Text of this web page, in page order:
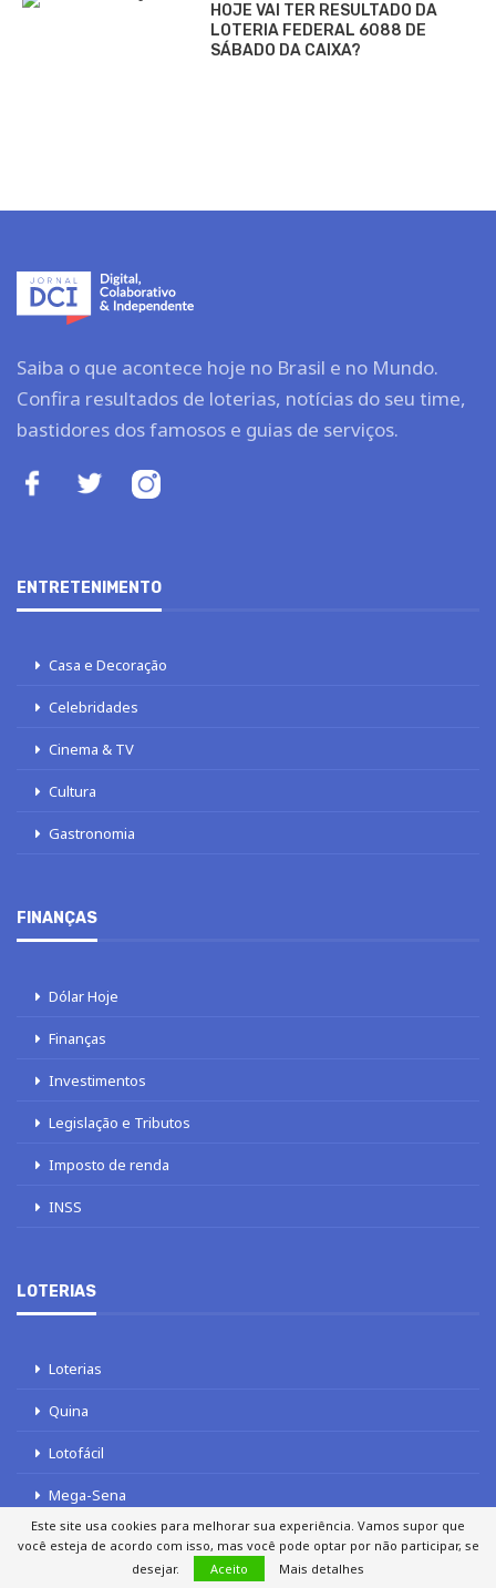
HOJE VAI TER RESULTADO DA
LOTERIA FEDERAL 6088 DE
SÁBADO DA CAIXA?
Saiba o que acontece hoje no Brasil e no Mundo.
Confira resultados de loterias, notícias do seu time,
bastidores dos famosos e guias de serviços.
ENTRETENIMENTO
Casa e Decoração
Celebridades
Cinema & TV
Cultura
Gastronomia
FINANÇAS
Dólar Hoje
Finanças
Investimentos
Legislação e Tributos
Imposto de renda
INSS
LOTERIAS
Loterias
Quina
Lotofácil
Mega-Sena
Tele sena
Este site usa cookies para melhorar sua experiência. Vamos supor que
você esteja de acordo com isso, mas você pode optar por não participar, se
desejar.
Aceito Mais detalhes